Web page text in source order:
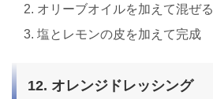
オリーブオイルを加えて混ぜる
塩とレモンの皮を加えて完成
12. オレンジドレッシング